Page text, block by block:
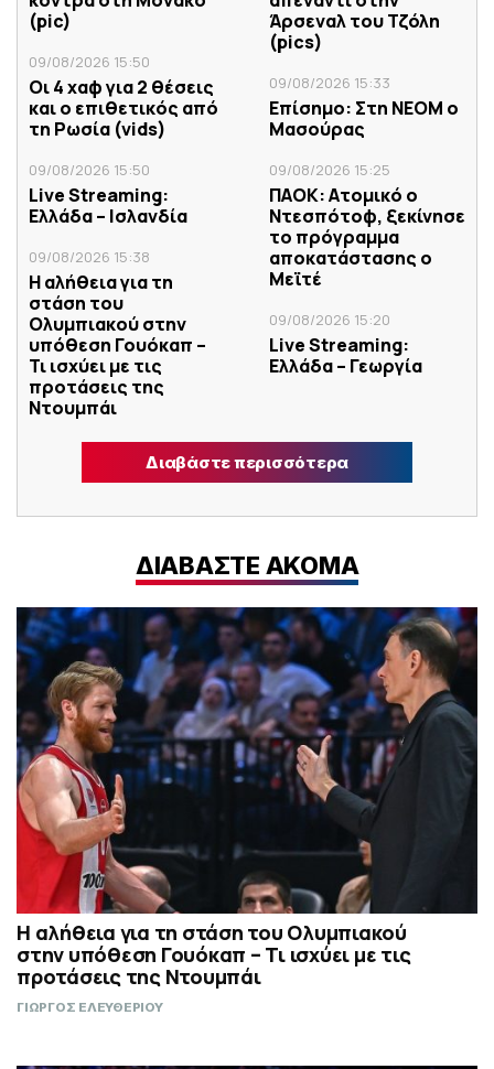
(pic)
09/08/2026 15:50
Οι 4 χαφ για 2 θέσεις
και ο επιθετικός από
τη Ρωσία (vids)
09/08/2026 15:50
Live Streaming:
Ελλάδα – Ισλανδία
09/08/2026 15:38
Η αλήθεια για τη
στάση του
Ολυμπιακού στην
υπόθεση Γουόκαπ –
Τι ισχύει με τις
προτάσεις της
Ντουμπάι
Άρσεναλ του Τζόλη
(pics)
09/08/2026 15:33
Επίσημο: Στη ΝΕΟΜ ο
Μασούρας
09/08/2026 15:25
ΠΑΟΚ: Ατομικό ο
Ντεσπότοφ, ξεκίνησε
το πρόγραμμα
αποκατάστασης ο
Μεϊτέ
09/08/2026 15:20
Live Streaming:
Ελλάδα – Γεωργία
Διαβάστε περισσότερα
ΔΙΑΒΑΣΤΕ ΑΚΟΜΑ
Η αλήθεια για τη στάση του Ολυμπιακού
στην υπόθεση Γουόκαπ – Τι ισχύει με τις
προτάσεις της Ντουμπάι
ΓΙΩΡΓΟΣ ΕΛΕΥΘΕΡΙΟΥ